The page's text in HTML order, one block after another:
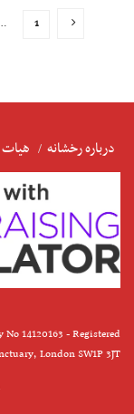
1
درباره رخشانه هیات
14120163 - Registered
London SW1P 3JT